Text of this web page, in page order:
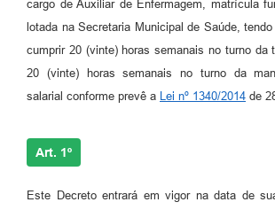
cargo de Auxiliar de Enfermagem, matrícula
lotada na Secretaria Municipal de Saúde,
cumprir 20 (vinte) horas semanais no turno da
20 (vinte) horas semanais no turno da
salarial conforme prevê a
Lei nº 1340/2014 de
Art. 1º
Este Decreto entrará em vigor na data de